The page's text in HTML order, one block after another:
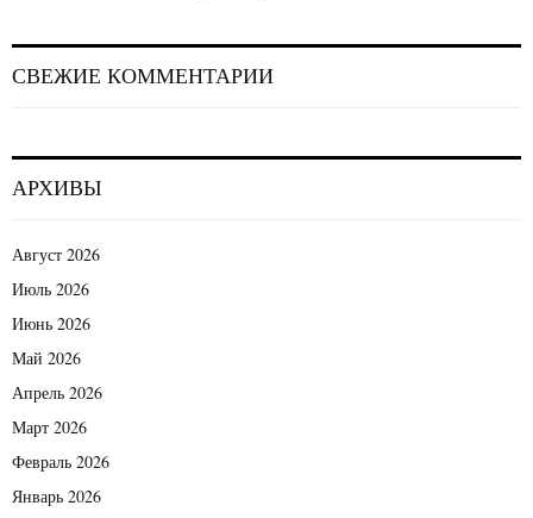
СВЕЖИЕ КОММЕНТАРИИ
АРХИВЫ
Август 2026
Июль 2026
Июнь 2026
Май 2026
Апрель 2026
Март 2026
Февраль 2026
Январь 2026